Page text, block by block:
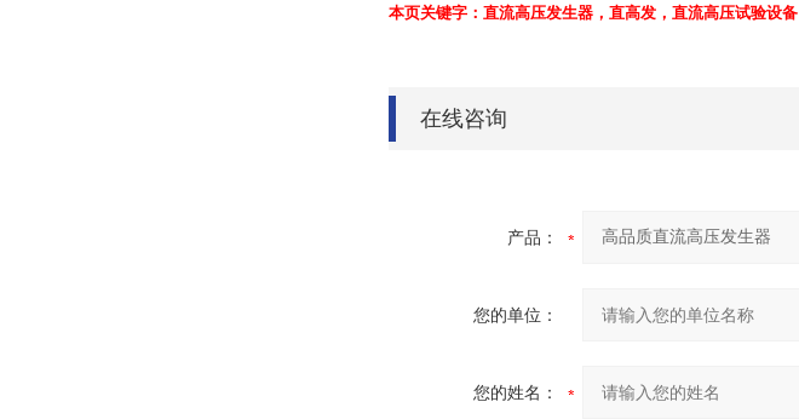
本页关键字：直流高压发生器，直高发，直流高压试验设备
在线咨询
产品：
您的单位：
您的姓名：